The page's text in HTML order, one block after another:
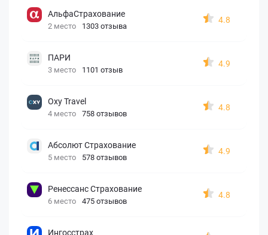
АльфаСтрахование
2 место 1303 отзыва
4.8
ПАРИ
3 место 1101 отзыв
4.9
Oxy Travel
4 место 758 отзывов
4.8
Абсолют Страхование
5 место 578 отзывов
4.9
Ренессанс Страхование
6 место 475 отзывов
4.8
Ингосстрах